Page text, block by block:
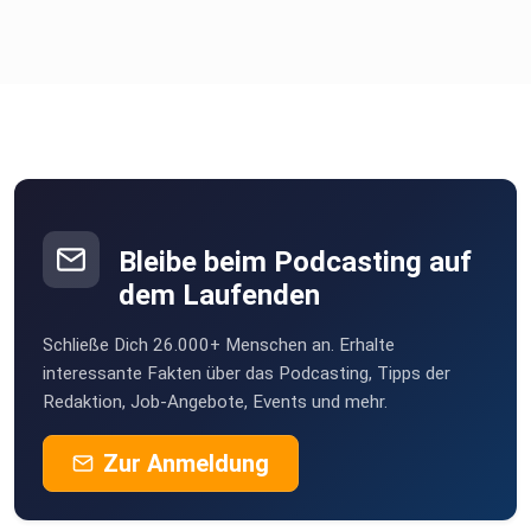
Bleibe beim Podcasting auf
dem Laufenden
Schließe Dich 26.000+ Menschen an. Erhalte
interessante Fakten über das Podcasting, Tipps der
Redaktion, Job-Angebote, Events und mehr.
Zur Anmeldung